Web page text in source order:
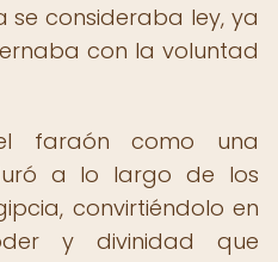
consideraba ley, ya
con la voluntad
faraón como una
a lo largo de los
convirtiéndolo en
y divinidad que